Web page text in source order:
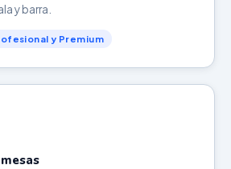
y barra.
y Premium